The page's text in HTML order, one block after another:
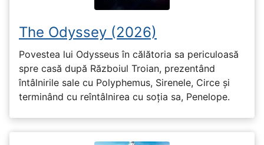
The Odyssey (2026)
Povestea lui Odysseus în călătoria sa periculoasă
spre casă după Războiul Troian, prezentând
întâlnirile sale cu Polyphemus, Sirenele, Circe și
terminând cu reîntâlnirea cu soția sa, Penelope.